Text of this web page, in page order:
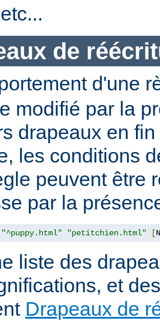
de
d'une
modifié par la
drapeaux en
les conditions
peuvent être
par la
"^puppy.html" "petitchien.html" [
liste des
et
Drapeaux de